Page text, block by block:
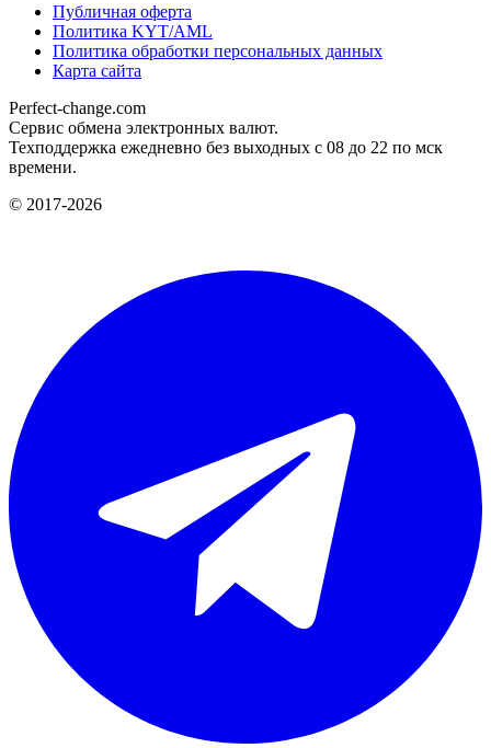
Публичная оферта
Политика KYT/AML
Политика обработки персональных данных
Карта сайта
Perfect-change.com
Сервис обмена электронных валют.
Техподдержка ежедневно без выходных с 08 до 22 по мск
времени.
© 2017-2026